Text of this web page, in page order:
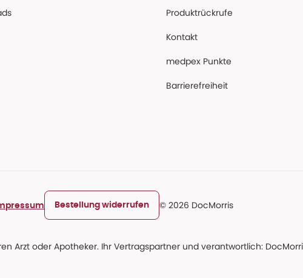
Produktrückrufe
Kontakt
medpex Punkte
Barrierefreiheit
Bestellung widerrufen © 2026 DocMorris
Arzt oder Apotheker. Ihr Vertragspartner und verantwortlich: